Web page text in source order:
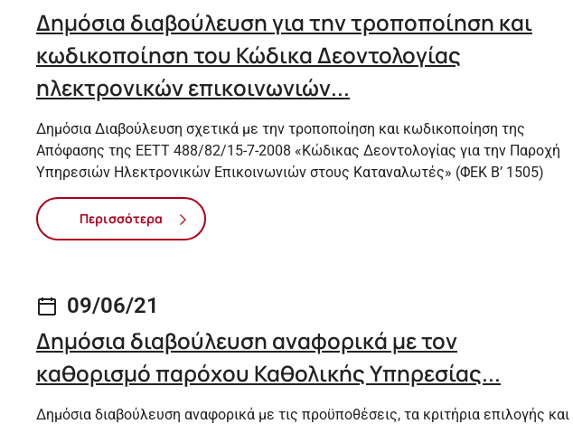
Δημόσια διαβούλευση για την τροποποίηση και
κωδικοποίηση του Κώδικα Δεοντολογίας
ηλεκτρονικών επικοινωνιών...
Δημόσια Διαβούλευση σχετικά με την τροποποίηση και κωδικοποίηση της
Απόφασης της ΕΕΤΤ 488/82/15-7-2008 «Κώδικας Δεοντολογίας για την Παροχή
Υπηρεσιών Ηλεκτρονικών Επικοινωνιών στους Καταναλωτές» (ΦΕΚ Β’ 1505)
Περισσότερα
09/06/21
Δημόσια διαβούλευση αναφορικά με τον
καθορισμό παρόχου Καθολικής Υπηρεσίας...
Δημόσια διαβούλευση αναφορικά με τις προϋποθέσεις, τα κριτήρια επιλογής και